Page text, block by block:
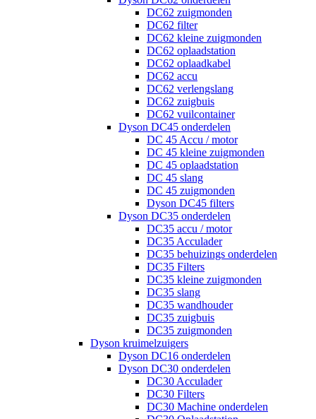
DC62 zuigmonden
DC62 filter
DC62 kleine zuigmonden
DC62 oplaadstation
DC62 oplaadkabel
DC62 accu
DC62 verlengslang
DC62 zuigbuis
DC62 vuilcontainer
Dyson DC45 onderdelen
DC 45 Accu / motor
DC 45 kleine zuigmonden
DC 45 oplaadstation
DC 45 slang
DC 45 zuigmonden
Dyson DC45 filters
Dyson DC35 onderdelen
DC35 accu / motor
DC35 Acculader
DC35 behuizings onderdelen
DC35 Filters
DC35 kleine zuigmonden
DC35 slang
DC35 wandhouder
DC35 zuigbuis
DC35 zuigmonden
Dyson kruimelzuigers
Dyson DC16 onderdelen
Dyson DC30 onderdelen
DC30 Acculader
DC30 Filters
DC30 Machine onderdelen